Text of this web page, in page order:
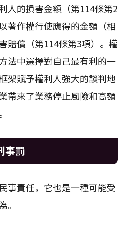
人的損害金額（第114條第2
著作權行使應得的金額（相
賠償（第114條第3項）。權
法中選擇對自己最有利的一
架賦予權利人強大的談判地
帶來了業務停止風險和高額
事罰
事責任，它也是一種可能受
。